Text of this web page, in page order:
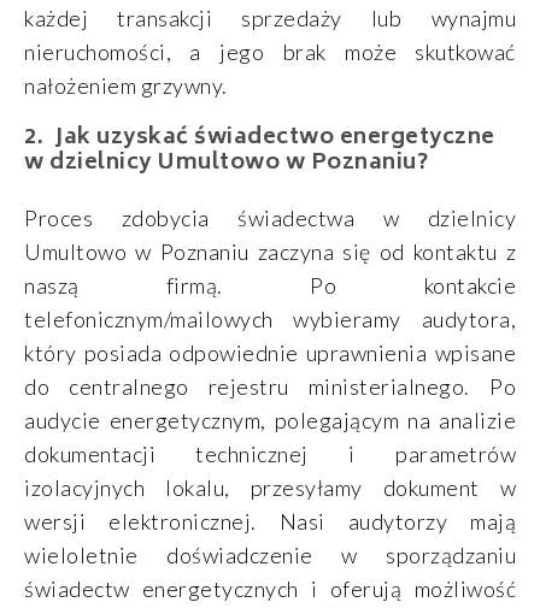
każdej transakcji sprzedaży lub wynajmu
nieruchomości, a jego brak może skutkować
nałożeniem grzywny.
Jak uzyskać świadectwo energetyczne
w dzielnicy Umultowo w Poznaniu?
Proces zdobycia świadectwa w dzielnicy
Umultowo w Poznaniu zaczyna się od kontaktu z
naszą firmą. Po kontakcie
telefonicznym/mailowych wybieramy audytora,
który posiada odpowiednie uprawnienia wpisane
do centralnego rejestru ministerialnego. Po
audycie energetycznym, polegającym na analizie
dokumentacji technicznej i parametrów
izolacyjnych lokalu, przesyłamy dokument w
wersji elektronicznej. Nasi audytorzy mają
wieloletnie doświadczenie w sporządzaniu
świadectw energetycznych i oferują możliwość